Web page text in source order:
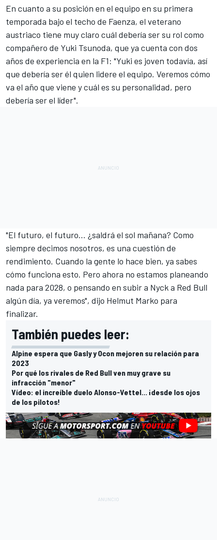
En cuanto a su posición en el equipo en su primera
temporada bajo el techo de Faenza, el veterano
austriaco tiene muy claro cuál debería ser su rol como
compañero de Yuki Tsunoda, que ya cuenta con dos
años de experiencia en la F1: "Yuki es joven todavía, así
que debería ser él quien lidere el equipo. Veremos cómo
va el año que viene y cuál es su personalidad, pero
debería ser el líder".
"El futuro, el futuro... ¿saldrá el sol mañana? Como
siempre decimos nosotros, es una cuestión de
rendimiento. Cuando la gente lo hace bien, ya sabes
cómo funciona esto. Pero ahora no estamos planeando
nada para 2028, o pensando en subir a Nyck a Red Bull
algún día, ya veremos", dijo Helmut Marko para
finalizar.
También puedes leer:
Alpine espera que Gasly y Ocon mejoren su relación para
2023
Por qué los rivales de Red Bull ven muy grave su
infracción "menor"
Vídeo: el increíble duelo Alonso-Vettel... ¡desde los ojos
de los pilotos!